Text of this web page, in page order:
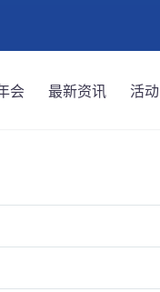
会 最新资讯 活动